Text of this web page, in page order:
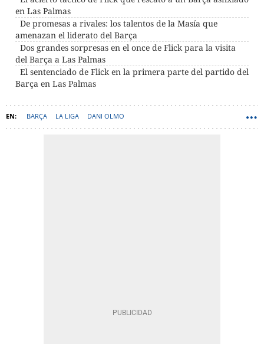
en Las Palmas
De promesas a rivales: los talentos de la Masía que
amenazan el liderato del Barça
Dos grandes sorpresas en el once de Flick para la visita
del Barça a Las Palmas
El sentenciado de Flick en la primera parte del partido del
Barça en Las Palmas
BARÇA LA LIGA DANI OLMO